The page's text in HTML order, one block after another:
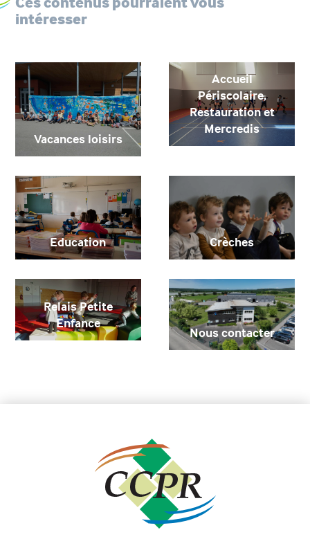
intéresser
Vacances loisirs
Accueil
Périscolaire,
Restauration et
Mercredis
Education Crèches
Relais Petite
Enfance
Nous contacter